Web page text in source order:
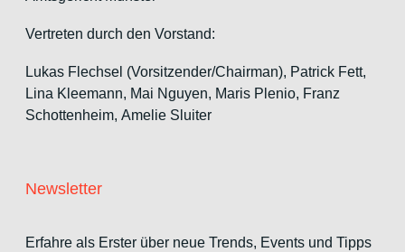
Vertreten durch den Vorstand:
Lukas Flechsel (Vorsitzender/Chairman), Patrick Fett,
Lina Kleemann, Mai Nguyen, Maris Plenio, Franz
Schottenheim, Amelie Sluiter
Newsletter
Erfahre als Erster über neue Trends, Events und Tipps